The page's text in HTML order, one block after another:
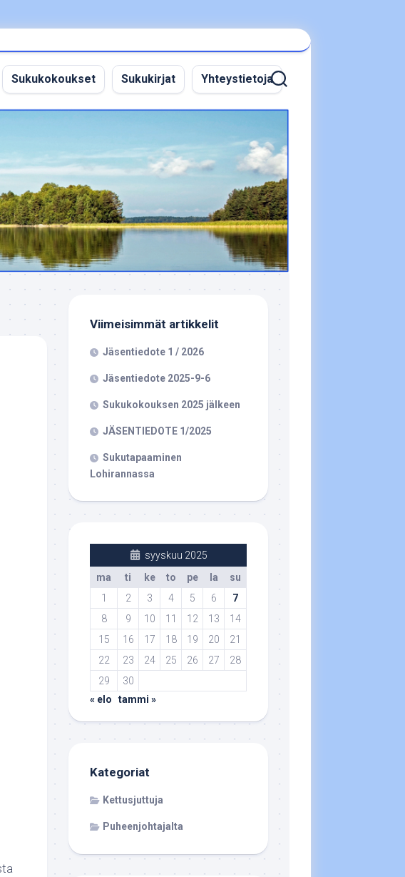
Sukukokoukset Sukukirjat Yhteystietoja
Viimeisimmät artikkelit
Jäsentiedote 1 / 2026
Jäsentiedote 2025-9-6
Sukukokouksen 2025 jälkeen
JÄSENTIEDOTE 1/2025
Sukutapaaminen
Lohirannassa
syyskuu 2025
ma
ti ke to pe la
su
1
2 3 4 5 6
7
8
9 10 11 12 13
14
15
16 17 18 19 20
21
22
23 24 25 26 27
28
29
30
« elo
tammi »
Kategoriat
Kettusjuttuja
Puheenjohtajalta